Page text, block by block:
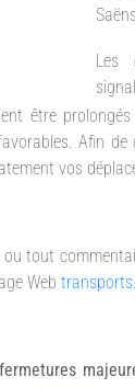
Les
être
Afin
vos
tout
Web
fermetures